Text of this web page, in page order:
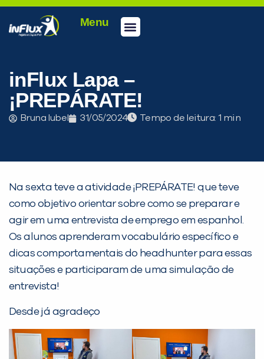
Menu
inFlux Lapa –
¡PREPÁRATE!
Bruna Iubel 31/05/2024 Tempo de leitura:
Na sexta teve a atividade ¡PREPÁRATE! que teve
como objetivo orientar sobre como se preparar e
agir em uma entrevista de emprego em espanhol.
Os alunos aprenderam vocabulário específico e
dicas comportamentais do headhunter para essas
situações e participaram de uma simulação de
entrevista!
Desde já agradeço
PEÇA UMA DEMONSTRAÇÃO DE MÉTODO
Desculpe!
Não encontramos nenhuma unidade
inFlux nesta cidade ou bairro que